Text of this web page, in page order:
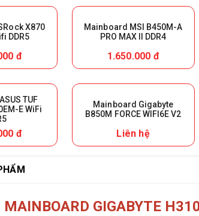
X870
DDR5
đ
Mainboard MSI B450M-A
PRO MAX II DDR4
1.650.000 đ
TUF
E WiFi
đ
Mainboard Gigabyte
B850M FORCE WIFI6E V2
Liên hệ
MAINBOARD GIGABYTE